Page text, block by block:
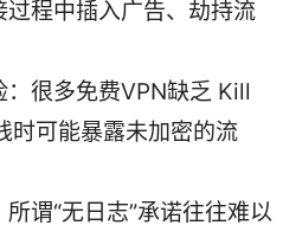
过程中插入广告、劫持流
很多免费VPN缺乏 Kill
时可能暴露未加密的流
谓“无日志”承诺往往难以